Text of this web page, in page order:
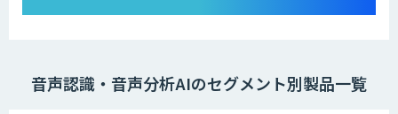
音声認識・音声分析AIのセグメント別製品一覧